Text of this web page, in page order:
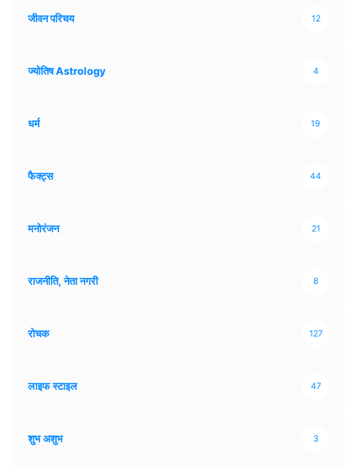
जीवन परिचय 12
ज्योतिष Astrology 4
धर्म 19
फैक्ट्स 44
मनोरंजन 21
राजनीति, नेता नगरी 8
रोचक 127
लाइफ स्टाइल 47
शुभ अशुभ 3